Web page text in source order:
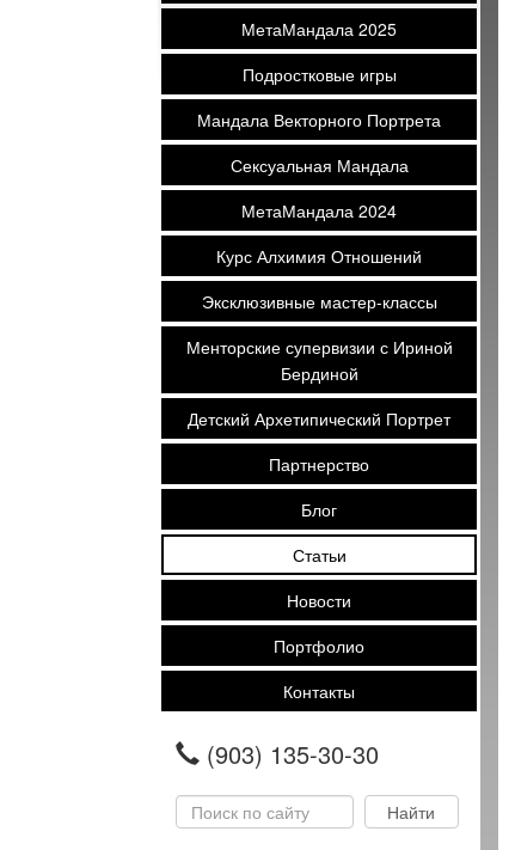
МетаМандала 2025
Подростковые игры
Мандала Векторного Портрета
Сексуальная Мандала
МетаМандала 2024
Курс Алхимия Отношений
Эксклюзивные мастер-классы
Менторские супервизии с Ириной
Бердиной
Детский Архетипический Портрет
Партнерство
Блог
Статьи
Новости
Портфолио
Контакты
(903) 135-30-30